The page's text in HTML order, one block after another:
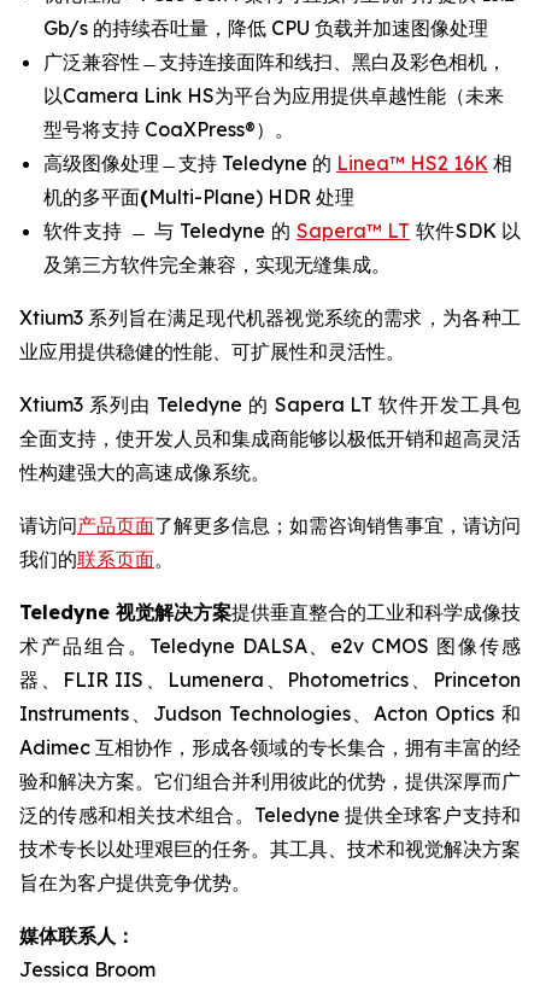
Gb/s 的持续吞吐量，降低 CPU 负载并加速图像处理
广泛兼容性 ̶ 支持连接面阵和线扫、黑白及彩色相机，
以Camera Link HS为平台为应用提供卓越性能（未来
型号将支持 CoaXPress®）。
高级图像处理 ̶ 支持 Teledyne 的 Linea™ HS2 16K 相
机的多平面(Multi-Plane) HDR 处理
软件支持 ̶ 与 Teledyne 的 Sapera™ LT 软件SDK 以
及第三方软件完全兼容，实现无缝集成。
Xtium3 系列旨在满足现代机器视觉系统的需求，为各种工
业应用提供稳健的性能、可扩展性和灵活性。
Xtium3 系列由 Teledyne 的 Sapera LT 软件开发工具包
全面支持，使开发人员和集成商能够以极低开销和超高灵活
性构建强大的高速成像系统。
请访问产品页面了解更多信息；如需咨询销售事宜，请访问
我们的联系页面。
Teledyne 视觉解决方案提供垂直整合的工业和科学成像技
术产品组合。Teledyne DALSA、e2v CMOS 图像传感
器、FLIR IIS、Lumenera、Photometrics、Princeton
Instruments、Judson Technologies、Acton Optics 和
Adimec 互相协作，形成各领域的专长集合，拥有丰富的经
验和解决方案。它们组合并利用彼此的优势，提供深厚而广
泛的传感和相关技术组合。Teledyne 提供全球客户支持和
技术专长以处理艰巨的任务。其工具、技术和视觉解决方案
旨在为客户提供竞争优势。
媒体联系人：
Jessica Broom